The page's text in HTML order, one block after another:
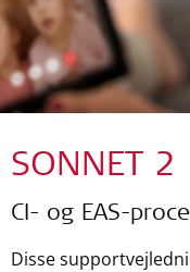
SONNET 2
CI- og EAS-
Disse